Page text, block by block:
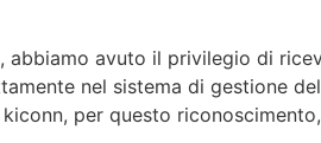
abbiamo avuto il privilegio di
nel sistema di gestione
per questo